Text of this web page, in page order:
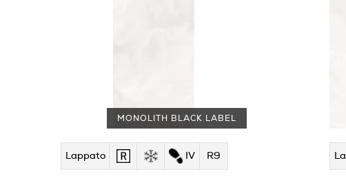
MONOLITH BLACK LABEL
Lappato IV R9